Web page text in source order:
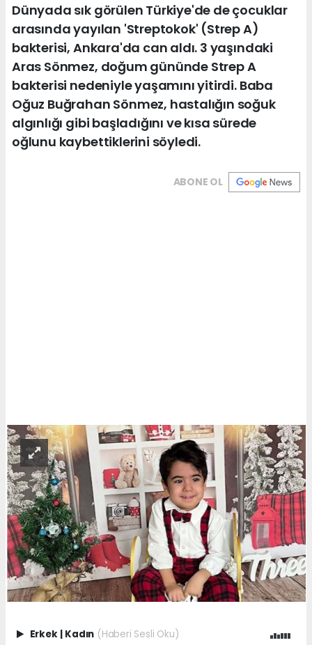
Dünyada sık görülen Türkiye'de de çocuklar
arasında yayılan 'Streptokok' (Strep A)
bakterisi, Ankara'da can aldı. 3 yaşındaki
Aras Sönmez, doğum gününde Strep A
bakterisi nedeniyle yaşamını yitirdi. Baba
Oğuz Buğrahan Sönmez, hastalığın soğuk
algınlığı gibi başladığını ve kısa sürede
oğlunu kaybettiklerini söyledi.
ABONE OL
Erkek Kadın (Haberi Sesli Oku)